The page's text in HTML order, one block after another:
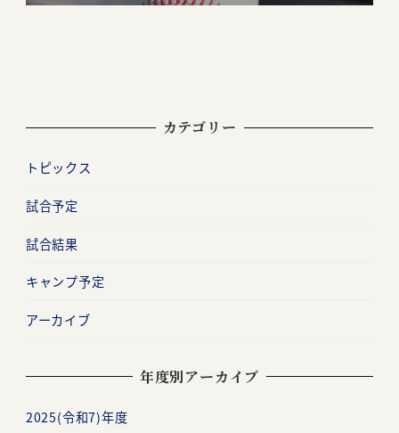
カテゴリー
トピックス
試合予定
試合結果
キャンプ予定
アーカイブ
年度別アーカイブ
2025(令和7)年度